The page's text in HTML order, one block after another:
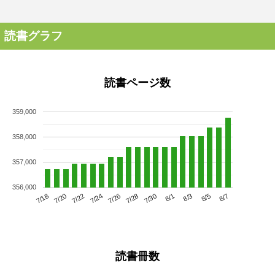
読書グラフ
読書ページ数
7/18 7/20 7/22 7/24 7/26 7/28 7/30 8/1 8/3 8/5 8/7
356,000
357,000
358,000
359,000
読書冊数